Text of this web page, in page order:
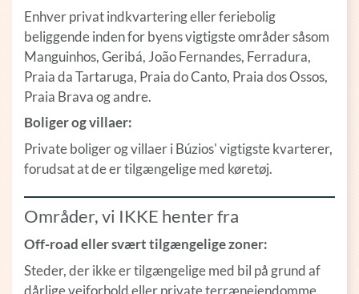
Enhver privat indkvartering eller feriebolig
beliggende inden for byens vigtigste områder såsom
Manguinhos, Geribá, João Fernandes, Ferradura,
Praia da Tartaruga, Praia do Canto, Praia dos Ossos,
Praia Brava og andre.
Boliger og villaer:
Private boliger og villaer i Búzios' vigtigste kvarterer,
forudsat at de er tilgængelige med køretøj.
Områder, vi IKKE henter fra
Off-road eller svært tilgængelige zoner:
Steder, der ikke er tilgængelige med bil på grund af
dårlige vejforhold eller private terrænejendomme